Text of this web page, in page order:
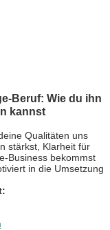
Beruf: Wie du ihn
kannst
Qualitäten uns
stärkst, Klarheit für
Business bekommst
in die Umsetzung